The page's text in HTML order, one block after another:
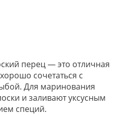
перец — это отличная
сочетаться с
Для маринования
и заливают уксусным
специй.